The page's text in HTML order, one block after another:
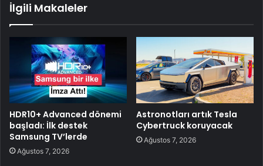
İlgili Makaleler
HDR10+ Advanced dönemi
başladı: İlk destek
Samsung TV’lerde
Ağustos 7, 2026
Astronotları artık Tesla
Cybertruck koruyacak
Ağustos 7, 2026